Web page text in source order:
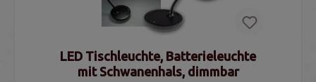
LED Tischleuchte, Batterieleuchte
mit Schwanenhals, dimmbar